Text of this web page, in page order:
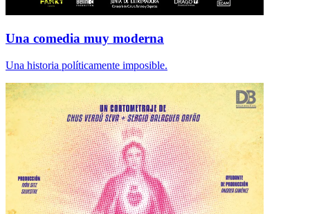
Una comedia muy moderna
Una historia políticamente imposible.